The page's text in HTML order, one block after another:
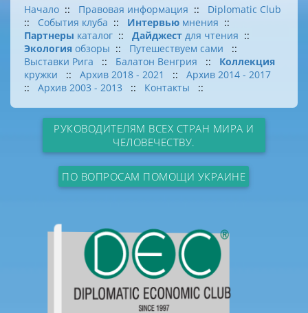
Начало :: Правовая информация :: Diplomatic Club
:: События клуба :: Интервью мнения ::
Партнеры каталог :: Дайджест для чтения ::
Экология обзоры :: Путешествуем сами
::
Выставки Рига
:: Балатон Венгрия :: Коллекция
кружки
:: Архив 2018 - 2021 :: Архив 2014 - 2017
:: Архив 2003 - 2013 :: Контакты ::
РУКОВОДИТЕЛЯМ ВСЕХ СТРАН МИРА И
ЧЕЛОВЕЧЕСТВУ.
ПО ВОПРОСАМ ПОМОЩИ УКРАИНЕ